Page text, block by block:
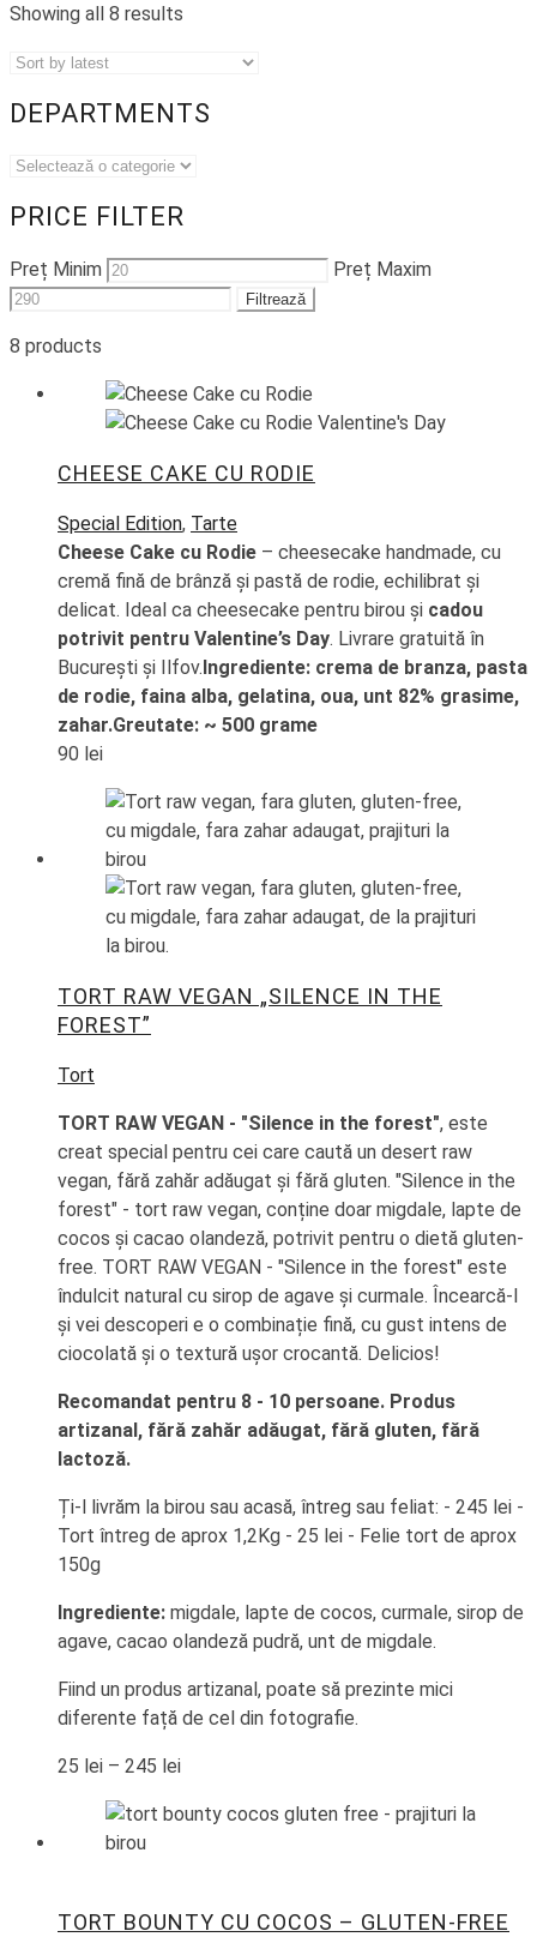
Showing all 8 results
DEPARTMENTS
PRICE FILTER
Preț Minim Preț Maxim
Filtrează
8 products
CHEESE CAKE CU RODIE
Special Edition, Tarte
Cheese Cake cu Rodie – cheesecake handmade, cu
cremă fină de brânză și pastă de rodie, echilibrat și
delicat. Ideal ca cheesecake pentru birou și cadou
potrivit pentru Valentine’s Day. Livrare gratuită în
București și Ilfov.Ingrediente: crema de branza, pasta
de rodie, faina alba, gelatina, oua, unt 82% grasime,
zahar.Greutate: ~ 500 grame
90 lei
TORT RAW VEGAN „SILENCE IN THE
FOREST”
Tort
TORT RAW VEGAN - "Silence in the forest", este
creat special pentru cei care caută un desert raw
vegan, fără zahăr adăugat și fără gluten. "Silence in the
forest" - tort raw vegan, conține doar migdale, lapte de
cocos și cacao olandeză, potrivit pentru o dietă gluten-
free. TORT RAW VEGAN - "Silence in the forest" este
îndulcit natural cu sirop de agave și curmale. Încearcă-l
și vei descoperi e o combinație fină, cu gust intens de
ciocolată și o textură ușor crocantă. Delicios!
Recomandat pentru 8 - 10 persoane. Produs
artizanal, fără zahăr adăugat, fără gluten, fără
lactoză.
Ți-l livrăm la birou sau acasă, întreg sau feliat: - 245 lei -
Tort întreg de aprox 1,2Kg - 25 lei - Felie tort de aprox
150g
Ingrediente: migdale, lapte de cocos, curmale, sirop de
agave, cacao olandeză pudră, unt de migdale.
Fiind un produs artizanal, poate să prezinte mici
diferente față de cel din fotografie.
25 lei – 245 lei
TORT BOUNTY CU COCOS – GLUTEN-FREE